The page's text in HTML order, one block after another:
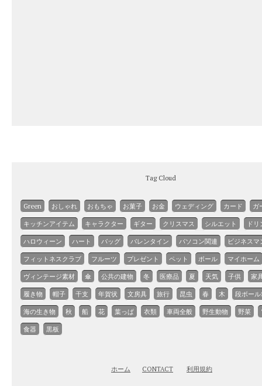
Tag Cloud
Green おしゃれ おもちゃ お菓子 お金 ウェディング カード ガ
キッチンアイテム キャラクター ギター クリスマス シルエット ド
ハロウィーン ハート バッグ バレンタイン パソコン関連 ビジネスマ
フィットネスクラブ フルーツ プレゼント ペット ボール マイホーム
ヴィンテージ素材 傘 公共の建物 冬 医療品 夏 天気 子供 家
履き物 帽子 干支 年賀状 文房具 旅行 昆虫 春 木 段ボー
海の生き物 秋 船 花 葉っぱ 衣類 車両全般 野生動物 野菜
食器 黒板
ホーム CONTACT 利用規約